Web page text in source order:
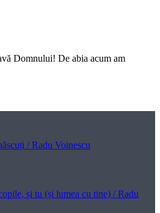
Domnului! De abia acum am
/ Radu Voinescu
și tu (și lumea cu tine) / Radu